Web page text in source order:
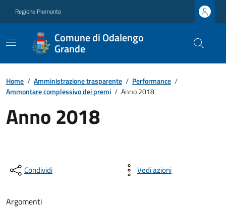
Regione Piemonte
Comune di Odalengo
Grande
Home / Amministrazione trasparente / Performance /
Ammontare complessivo dei premi / Anno 2018
Anno 2018
Condividi Vedi azioni
Argomenti